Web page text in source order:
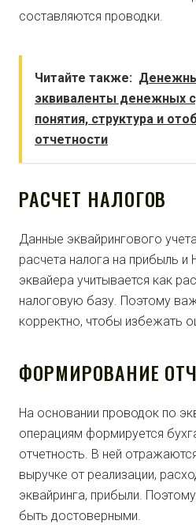
составляются проводки.
Читайте также:
эквиваленты денежных
понятия, структура и
отчетности
РАСЧЕТ НАЛОГОВ
Данные эквайрингового
расчета налога на прибыль
эквайера учитывается как
налоговую базу. Поэтому
корректно, чтобы избежать
ФОРМИРОВАНИЕ
На основании проводок по
операциям формируется
отчетность. В ней
выручке от реализации,
эквайринга, прибыли.
быть достоверными.